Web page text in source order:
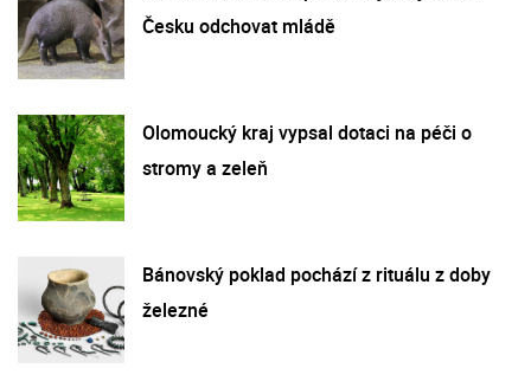
Česku odchovat mládě
Olomoucký kraj vypsal dotaci na péči o
stromy a zeleň
Bánovský poklad pochází z rituálu z doby
železné